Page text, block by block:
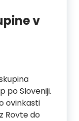
v
po Sloveniji.
ovinkasti
Rovte do